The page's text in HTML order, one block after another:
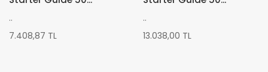
..
7.408,87 TL
..
13.038,00 TL